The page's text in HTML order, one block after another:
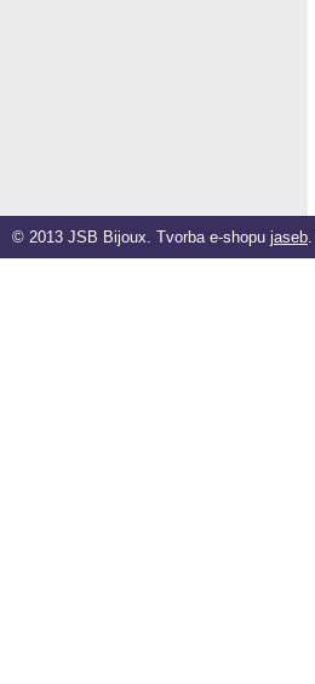
© 2013 JSB Bijoux. Tvorba e-shopu jaseb